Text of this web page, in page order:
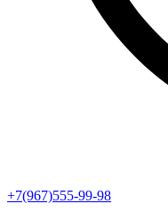
+7(967)555-99-98